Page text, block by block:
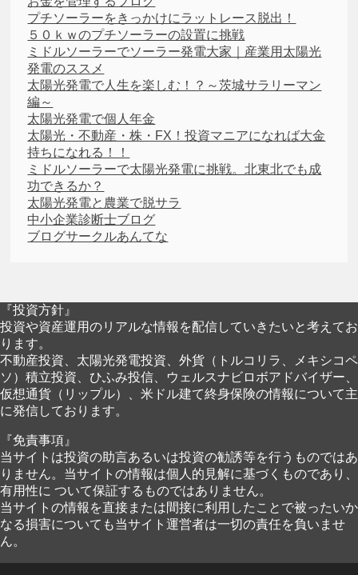
プチソーラーをきっかけにラットレース脱出！
５０ｋｗのプチソーラーの設置に挑戦
ミドルソーラーでソーラー発電大家｜産業用太陽光
発電のススメ
太陽光発電で人生を楽しむ！？～茨城サラリーマン
編～
太陽光発電で個人年金
太陽光・不動産・株・FX！投資マニアになれば大金
持ちになれる！！
ミドルソーラーで太陽光発電に挑戦。北東北でも成
功できるか？
太陽光発電と農業で脱サラ
中小企業診断士ブログ
ブログサークルあんてな
『投資方針』
投資や資産運用のリアルな情報を配信していきたいと考えてお
ります。
不動産投資、太陽光発電投資、外貨（トルコリラ、メキシコペ
ソ）積立投資、ひふみ投信、ウェルスナビロボアドバイザー、
仮想通貨（リップル）、米ドル建て終身保険の情報について主
に発信しております。
『免責事項』
当サイトは投資の助言あるいは投資の勧誘等を行うものではあ
りません。当サイトの情報は個人的見解に基づくものであり、
有用性に ついて保証するものではありません。
当サイトの情報を直接または間接に利用したことで被ったいか
なる損害についても当サイト運営者は一切の責任を負いませ
ん。